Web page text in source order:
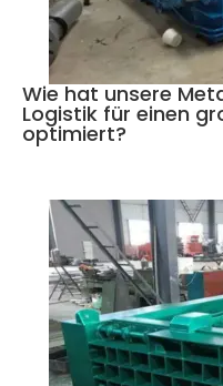
Wie hat unsere
Logistik für einen
optimiert?